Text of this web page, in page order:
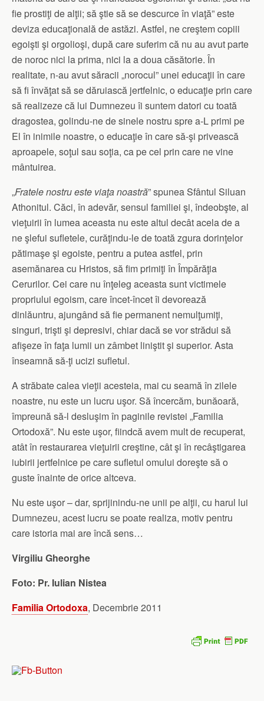
fie prostiţi de alţii; să ştie să se descurce în viaţă” este
deviza educaţională de astăzi. Astfel, ne creştem copiii
egoişti şi orgolioşi, după care suferim că nu au avut parte
de noroc nici la prima, nici la a doua căsătorie. În
realitate, n-au avut săracii „norocul” unei educaţii în care
să fi învăţat să se dăruiască jertfelnic, o educaţie prin care
să realizeze că lui Dumnezeu îi suntem datori cu toată
dragostea, golindu-ne de sinele nostru spre a-L primi pe
El în inimile noastre, o educaţie în care să-şi privească
aproapele, soţul sau soţia, ca pe cel prin care ne vine
mântuirea.
„Fratele nostru este viaţa noastră” spunea Sfântul Siluan
Athonitul. Căci, în adevăr, sensul familiei şi, îndeobşte, al
vieţuirii în lumea aceasta nu este altul decât acela de a
ne şlefui sufletele, curăţindu-le de toată zgura dorinţelor
pătimaşe şi egoiste, pentru a putea astfel, prin
asemănarea cu Hristos, să fim primiţi în Împărăţia
Cerurilor. Cei care nu înţeleg aceasta sunt victimele
propriului egoism, care încet-încet îi devorează
dinlăuntru, ajungând să fie permanent nemulţumiţi,
singuri, trişti şi depresivi, chiar dacă se vor strădui să
afişeze în faţa lumii un zâmbet liniştit şi superior. Asta
înseamnă să-ţi ucizi sufletul.
A străbate calea vieţii acesteia, mai cu seamă în zilele
noastre, nu este un lucru uşor. Să încercăm, bunăoară,
împreună să-l desluşim în paginile revistei „Familia
Ortodoxă”. Nu este uşor, fiindcă avem mult de recuperat,
atât în restaurarea vieţuirii creştine, cât şi în recâştigarea
iubirii jertfelnice pe care sufletul omului doreşte să o
guste înainte de orice altceva.
Nu este uşor – dar, sprijinindu-ne unii pe alţii, cu harul lui
Dumnezeu, acest lucru se poate realiza, motiv pentru
care istoria mai are încă sens…
Virgiliu Gheorghe
Foto: Pr. Iulian Nistea
Familia Ortodoxa, Decembrie 2011